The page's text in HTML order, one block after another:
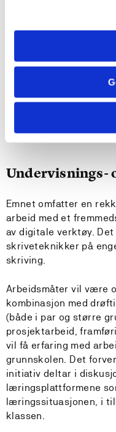
Kan vedlikeholde
didaktisk
Har god innsikt I
Krav til
Engelsk 1 (MGBEN101
MGBEN204) eller
Undervisnings-
Emnet omfatter en
arbeid med et
av digitale verktøy.
skriveteknikker på
skriving.
Arbeidsmåter vil være
kombinasjon med
(både i par og større
prosjektarbeid,
vil få erfaring med
grunnskolen. Det
initiativ deltar i
læringsplattformene
læringssituasjonen, i
klassen.